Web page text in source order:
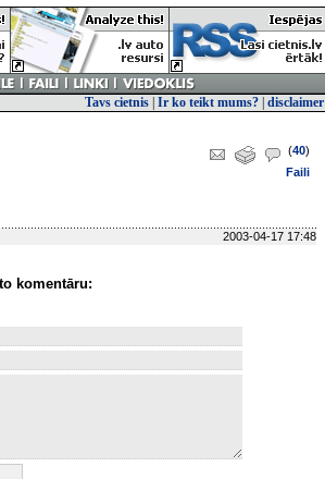
Tavs cietnis Ir ko teikt mums? disclaimer
(40)
Faili
2003-04-17 17:48
komentāru: